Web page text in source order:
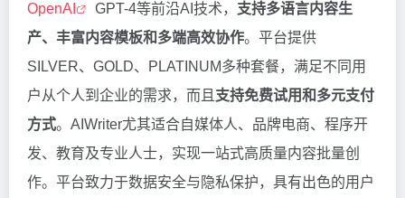
OpenAI
GPT-4等前沿AI技术， 支持多语言内容生
产、丰富内容模板和多端高效协作。平台提供
SILVER、GOLD、PLATINUM多种套餐，满足不同用
户从个人到企业的需求，而且 支持免费试用和多元支付
方式。AIWriter尤其适合自媒体人、品牌电商、程序开
发、教育及专业人士，实现一站式高质量内容批量创
作。平台致力于数据安全与隐私保护，具有出色的用户